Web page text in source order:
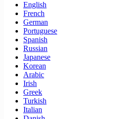
English
French
German
Portuguese
Spanish
Russian
Japanese
Korean
Arabic
Irish
Greek
Turkish
Italian